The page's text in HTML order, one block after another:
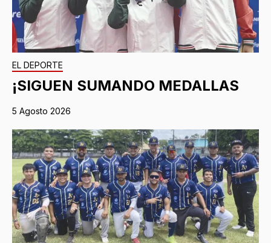
EL DEPORTE
¡SIGUEN SUMANDO MEDALLAS
5 Agosto 2026